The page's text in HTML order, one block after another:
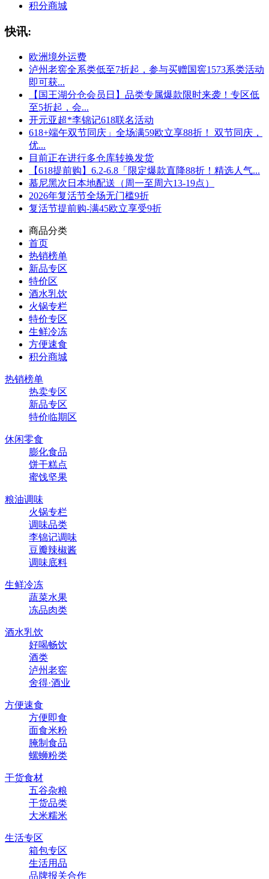
积分商城
快讯:
欧洲境外运费
泸州老窖全系类低至7折起，参与买赠国窖1573系类活动
即可获...
【国王湖分仓会员日】品类专属爆款限时来袭！专区低
至5折起，会...
开元亚超*李锦记618联名活动
618+端午双节同庆」全场满59欧立享88折！ 双节同庆，
优...
目前正在进行多仓库转换发货
【618提前购】6.2-6.8「限定爆款直降88折！精选人气...
慕尼黑次日本地配送（周一至周六13-19点）
2026年复活节全场无门槛9折
复活节提前购-满45欧立享受9折
商品分类
首页
热销榜单
新品专区
特价区
酒水乳饮
火锅专栏
特价专区
生鲜冷冻
方便速食
积分商城
热销榜单
热卖专区
新品专区
特价临期区
休闲零食
膨化食品
饼干糕点
蜜饯坚果
粮油调味
火锅专栏
调味品类
李锦记调味
豆瓣辣椒酱
调味底料
生鲜冷冻
蔬菜水果
冻品肉类
酒水乳饮
好喝畅饮
酒类
泸州老窖
舍得·酒业
方便速食
方便即食
面食米粉
腌制食品
螺蛳粉类
干货食材
五谷杂粮
干货品类
大米糯米
生活专区
箱包专区
生活用品
品牌报关合作